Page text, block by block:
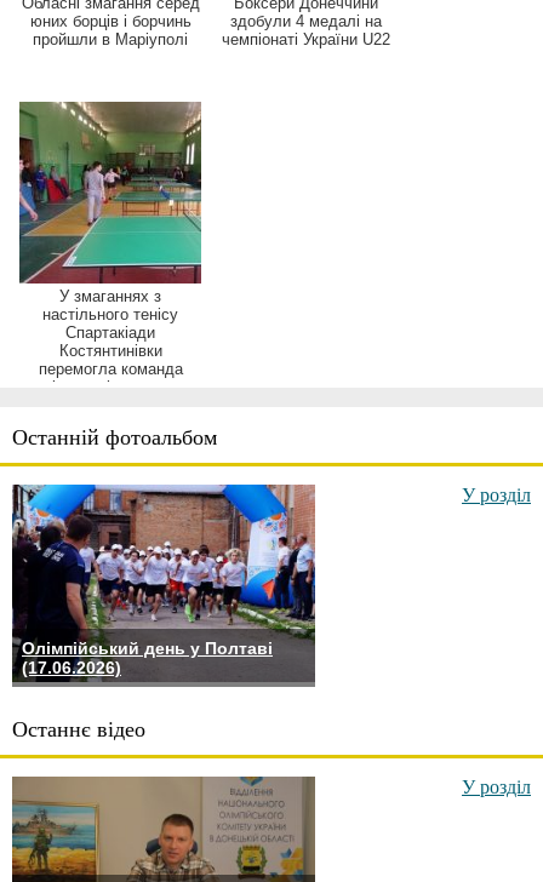
Останній фотоальбом
Олімпійський день у Полтаві
(17.06.2026)
У розділ
Останнє відео
У розділ
юних борців і борчинь
пройшли в Маріуполі
здобули 4 медалі на
чемпіонаті України U22
У змаганнях з
настільного тенісу
Спартакіади
Костянтинівки
перемогла команда
індустріального